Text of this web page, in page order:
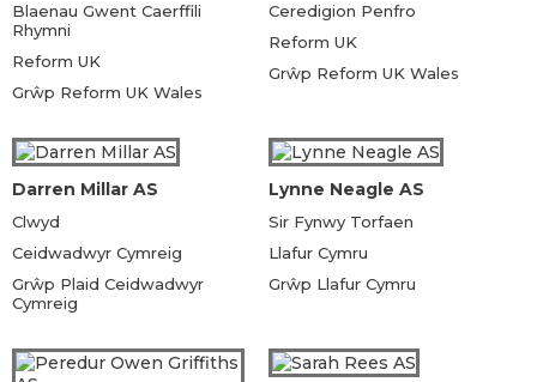
Blaenau Gwent Caerffili
Rhymni
Reform UK
Grŵp Reform UK Wales
Ceredigion Penfro
Reform UK
Grŵp Reform UK Wales
Darren Millar AS
Clwyd
Ceidwadwyr Cymreig
Grŵp Plaid Ceidwadwyr
Cymreig
Lynne Neagle AS
Sir Fynwy Torfaen
Llafur Cymru
Grŵp Llafur Cymru